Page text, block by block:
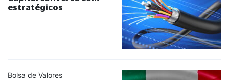
estratégicos
Bolsa de Valores